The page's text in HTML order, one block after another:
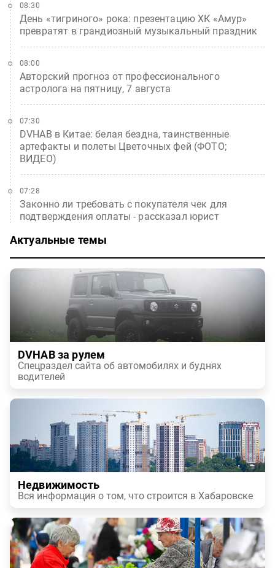
День «тигриного» рока: презентацию ХК «Амур»
превратят в грандиозный музыкальный праздник
08:30
Авторский прогноз от профессионального
астролога на пятницу, 7 августа
08:00
DVHAB в Китае: белая бездна, таинственные
артефакты и полеты Цветочных фей (ФОТО;
ВИДЕО)
07:30
Законно ли требовать с покупателя чек для
подтверждения оплаты - рассказал юрист
07:28
Актуальные темы
DVHAB за рулем
Спецраздел сайта об автомобилях и буднях
водителей
Недвижимость
Вся информация о том, что строится в Хабаровске